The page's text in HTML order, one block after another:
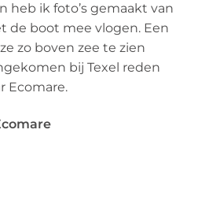
heb ik foto’s gemaakt van
de boot mee vlogen. Een
zo boven zee te zien
bij Texel reden
Ecomare.